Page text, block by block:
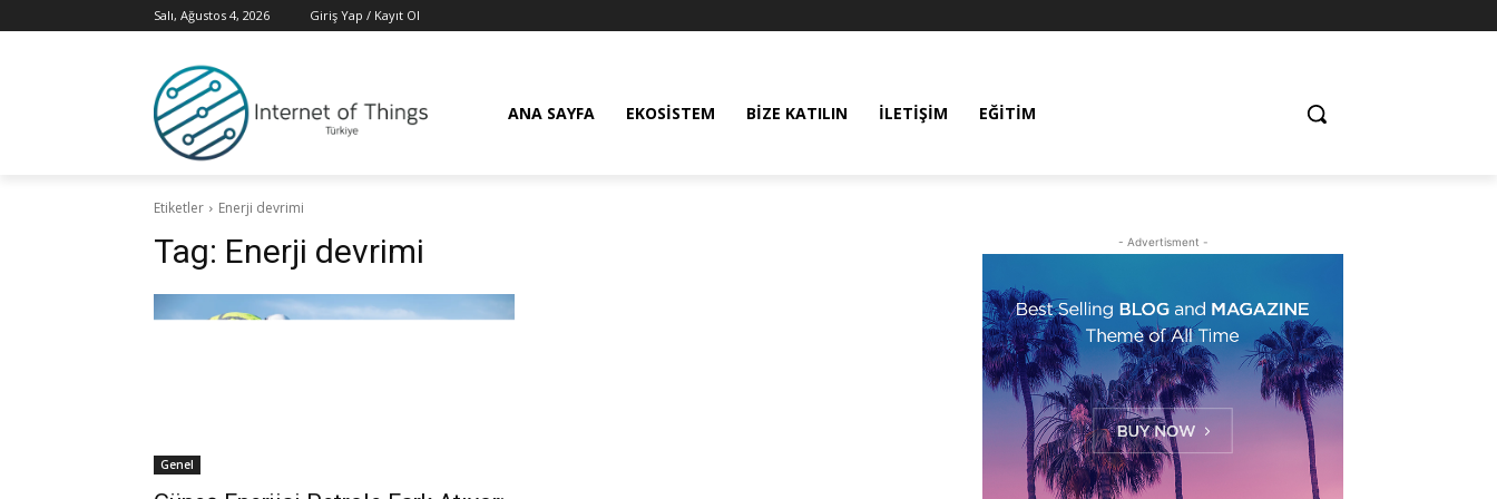
Salı, Ağustos 4, 2026 Giriş Yap / Kayıt Ol
ANA SAYFA EKOSISTEM BIZE KATILIN İLETIŞIM EĞITIM
Etiketler Enerji devrimi
Tag: Enerji devrimi
Genel
- Advertisment -